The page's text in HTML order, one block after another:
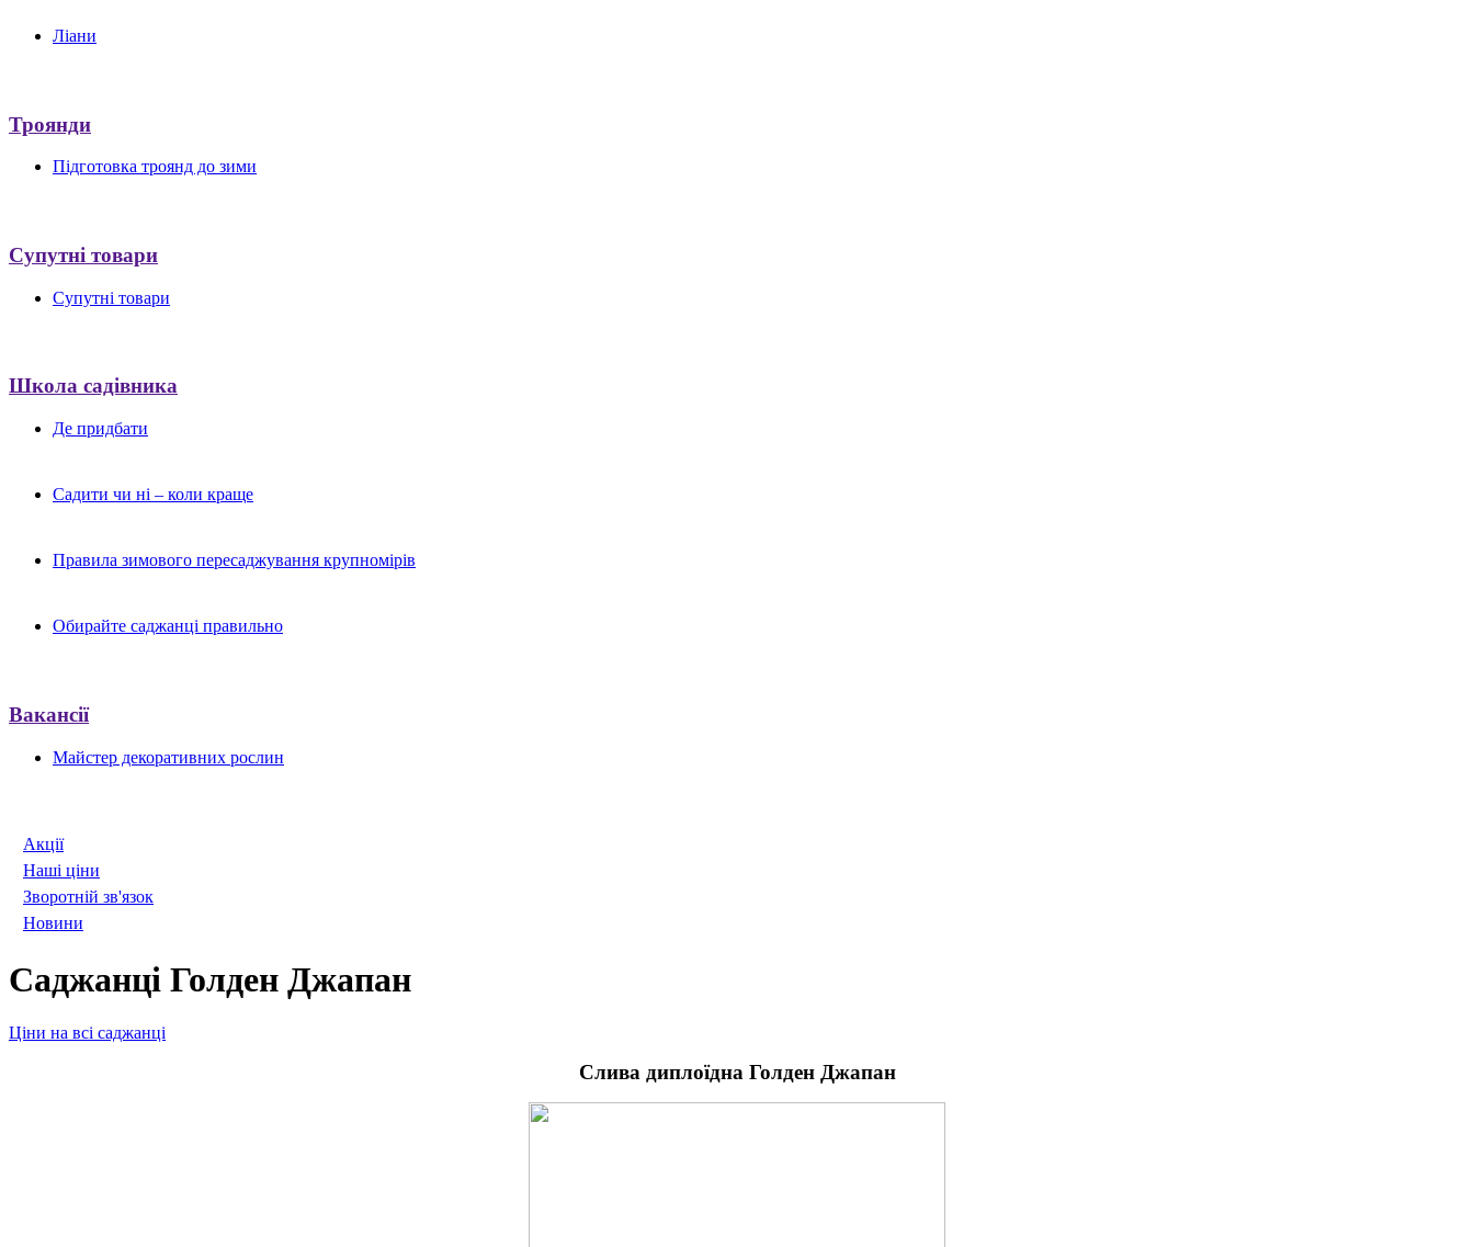
Ліани
Троянди
Підготовка троянд до зими
Супутні товари
Супутні товари
Школа садівника
Де придбати
Садити чи ні – коли краще
Правила зимового пересаджування крупномірів
Обирайте саджанці правильно
Вакансії
Майстер декоративних рослин
Акції
Наші ціни
Зворотній зв'язок
Новини
Саджанці Голден Джапан
Ціни на всі саджанці
Слива диплоїдна Голден Джапан